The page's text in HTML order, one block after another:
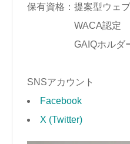
保有資格：提案型ウェ
WACA認定 上
GAIQホルダ
SNSアカウント
Facebook
X (Twitter)